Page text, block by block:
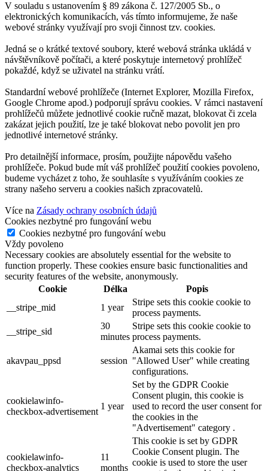
V souladu s ustanovením § 89 zákona č. 127/2005 Sb., o
elektronických komunikacích, vás tímto informujeme, že naše
webové stránky využívají pro svoji činnost tzv. cookies.
Jedná se o krátké textové soubory, které webová stránka ukládá v
návštěvníkově počítači, a které poskytuje internetový prohlížeč
pokaždé, když se uživatel na stránku vrátí.
Standardní webové prohlížeče (Internet Explorer, Mozilla Firefox,
Google Chrome apod.) podporují správu cookies. V rámci nastavení
prohlížečů můžete jednotlivé cookie ručně mazat, blokovat či zcela
zakázat jejich použití, lze je také blokovat nebo povolit jen pro
jednotlivé internetové stránky.
Pro detailnější informace, prosím, použijte nápovědu vašeho
prohlížeče. Pokud bude mít váš prohlížeč použití cookies povoleno,
budeme vycházet z toho, že souhlasíte s využíváním cookies ze
strany našeho serveru a cookies našich zpracovatelů.
Více na Zásady ochrany osobních údajů
Cookies nezbytné pro fungování webu
Cookies nezbytné pro fungování webu
Vždy povoleno
Necessary cookies are absolutely essential for the website to
function properly. These cookies ensure basic functionalities and
security features of the website, anonymously.
Cookie
Délka
Popis
__stripe_mid
1 year
Stripe sets this cookie cookie to
process payments.
__stripe_sid
30
minutes
Stripe sets this cookie cookie to
process payments.
akavpau_ppsd session
Akamai sets this cookie for
"Allowed User" while creating
configurations.
cookielawinfo-
checkbox-advertisement
1 year
Set by the GDPR Cookie
Consent plugin, this cookie is
used to record the user consent for
the cookies in the
"Advertisement" category .
cookielawinfo-
checkbox-analytics
11
months
This cookie is set by GDPR
Cookie Consent plugin. The
cookie is used to store the user